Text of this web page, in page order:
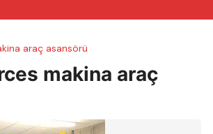
araç asansörü
makina araç